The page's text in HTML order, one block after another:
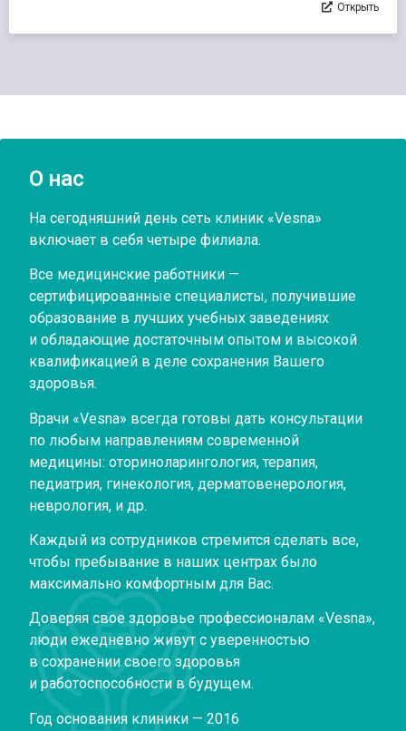
Открыть
О нас
На сегодняшний день сеть клиник «Vesna»
включает в себя четыре филиала.
Все медицинские работники —
сертифицированные специалисты, получившие
образование в лучших учебных заведениях
и обладающие достаточным опытом и высокой
квалификацией в деле сохранения Вашего
здоровья.
Врачи «Vesna» всегда готовы дать консультации
по любым направлениям современной
медицины: оториноларингология, терапия,
педиатрия, гинекология, дерматовенерология,
неврология, и др.
Каждый из сотрудников стремится сделать все,
чтобы пребывание в наших центрах было
максимально комфортным для Вас.
Доверяя свое здоровье профессионалам «Vesna»,
люди ежедневно живут с уверенностью
в сохранении своего здоровья
и работоспособности в будущем.
Год основания клиники — 2016